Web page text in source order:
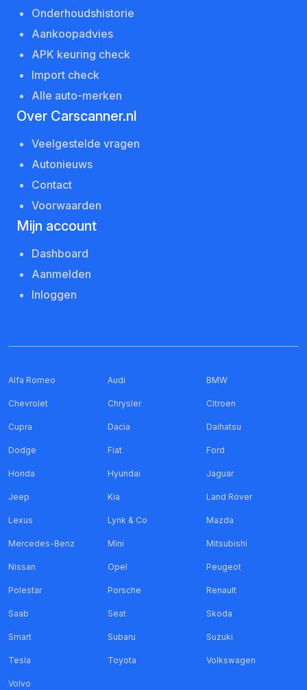
Onderhoudshistorie
Aankoopadvies
APK keuring check
Import check
Alle auto-merken
Over Carscanner.nl
Veelgestelde vragen
Autonieuws
Contact
Voorwaarden
Mijn account
Dashboard
Aanmelden
Inloggen
Alfa Romeo Audi BMW
Chevrolet Chrysler Citroen
Cupra Dacia Daihatsu
Dodge Fiat Ford
Honda Hyundai Jaguar
Jeep Kia Land Rover
Lexus Lynk & Co Mazda
Mercedes-Benz Mini Mitsubishi
Nissan Opel Peugeot
Polestar Porsche Renault
Saab Seat Skoda
Smart Subaru Suzuki
Tesla Toyota Volkswagen
Volvo